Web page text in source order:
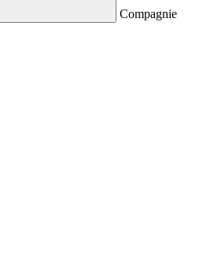
Compagnie